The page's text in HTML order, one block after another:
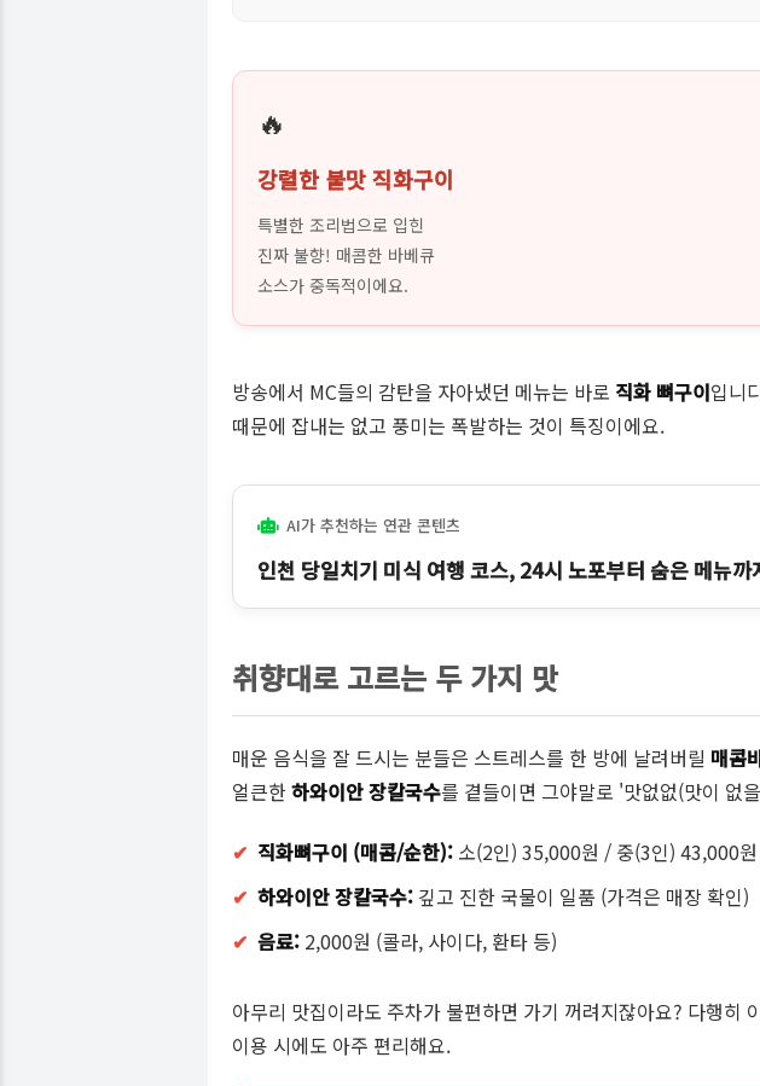
🔥
강렬한 불맛 직화구이
특별한 조리법으로 입힌
진짜 불향! 매콤한 바베큐
소스가 중독적이에요.
방송에서 MC들의 감탄을 자아냈던 메뉴는 바로 직화 뼈구이입니
때문에 잡내는 없고 풍미는 폭발하는 것이 특징이에요.
AI가 추천하는 연관 콘텐츠
인천 당일치기 미식 여행 코스, 24시 노포부터 숨은 메뉴
취향대로 고르는 두 가지 맛
매운 음식을 잘 드시는 분들은 스트레스를 한 방에 날려버릴 매콤
얼큰한하와이안 장칼국수를 곁들이면 그야말로 '맛없없(맛이 없
✔ 직화뼈구이 (매콤/순한): 소(2인) 35,000원 / 중(3인) 43,000
✔ 하와이안 장칼국수: 깊고 진한 국물이 일품 (가격은 매장 확인)
✔ 음료: 2,000원 (콜라, 사이다, 환타 등)
아무리 맛집이라도 주차가 불편하면 가기 꺼려지잖아요? 다행히
이용 시에도 아주 편리해요.